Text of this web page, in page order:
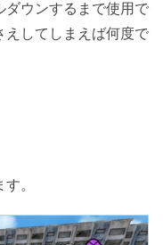
ダウンするまで使用で
えしてしまえば何度で
。